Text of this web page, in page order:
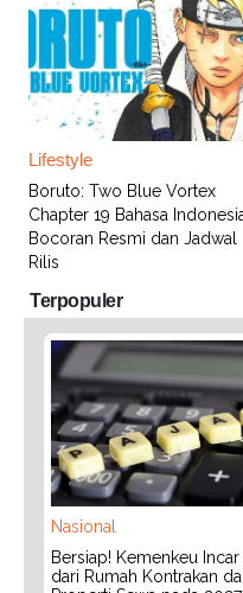
Lifestyle
Boruto: Two Blue Vortex
Chapter 19 Bahasa
Bocoran Resmi dan Jadwal
Rilis
Terpopuler
Nasional
Bersiap! Kemenkeu Incar
dari Rumah Kontrakan